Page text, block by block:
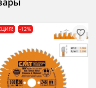
-12%